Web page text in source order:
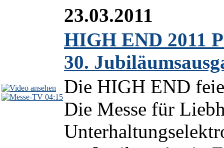
04:15
23.03.2011
HIGH END 2011
30.
Die HIGH END
Die Messe für